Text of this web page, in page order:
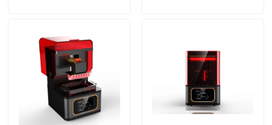
Alle Fälle
Drucker Laser-Metall3d
Zahnmedizinischer Drucker des Metall3d